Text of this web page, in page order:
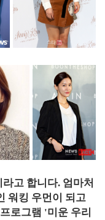
고 합니다. 엄마처
워킹 우먼이 되고
로그램 '미운 우리